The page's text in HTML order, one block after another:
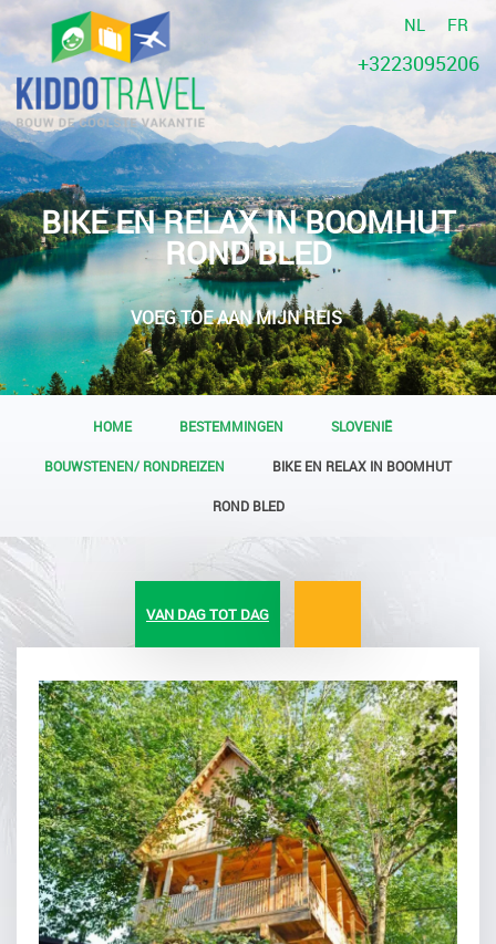
NL FR
+3223095206
BIKE EN RELAX IN BOOMHUT
ROND BLED
VOEG TOE AAN MIJN REIS
HOME BESTEMMINGEN SLOVENIË
BOUWSTENEN/ RONDREIZEN BIKE EN RELAX IN BOOMHUT
ROND BLED
VAN DAG TOT DAG